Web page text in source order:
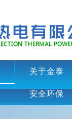
关于金泰
安全环保